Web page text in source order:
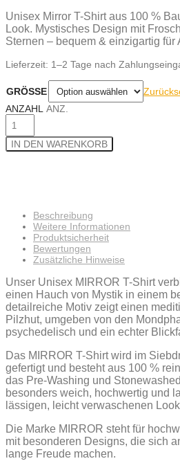
Unisex Mirror T-Shirt aus 100 %
Look. Mystisches Design mit
Sternen – bequem & einzigartig für
Lieferzeit: 1–2 Tage nach
GRÖSSE
ANZAHL ANZ.
IN DEN WARENKORB
Beschreibung
Weitere Informationen
Produktsicherheit
Bewertungen
Zusätzliche Hinweise
Unser Unisex MIRROR T-Shirt
einen Hauch von Mystik in einem
detailreiche Motiv zeigt einen
Pilzhut, umgeben von den
psychedelisch und ein echter
Das MIRROR T-Shirt wird im
gefertigt und besteht aus 100 %
das Pre-Washing und
besonders weich, hochwertig und
lässigen, leicht verwaschenen
Die Marke MIRROR steht für
mit besonderen Designs, die sich
lange Freude machen.